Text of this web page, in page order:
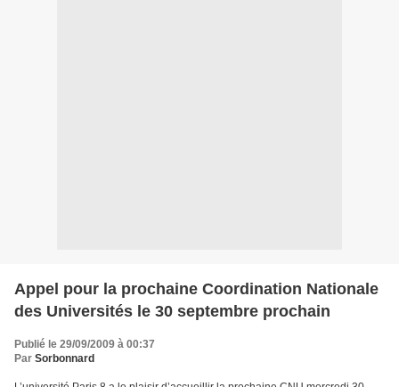
Appel pour la prochaine Coordination Nationale
des Universités le 30 septembre prochain
Publié le 29/09/2009 à 00:37
Par Sorbonnard